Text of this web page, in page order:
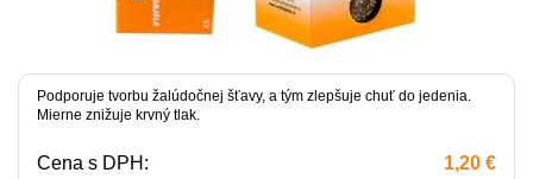
Podporuje tvorbu žalúdočnej šťavy, a tým zlepšuje chuť do jedenia.
Mierne znižuje krvný tlak.
Cena s DPH: 1,20 €